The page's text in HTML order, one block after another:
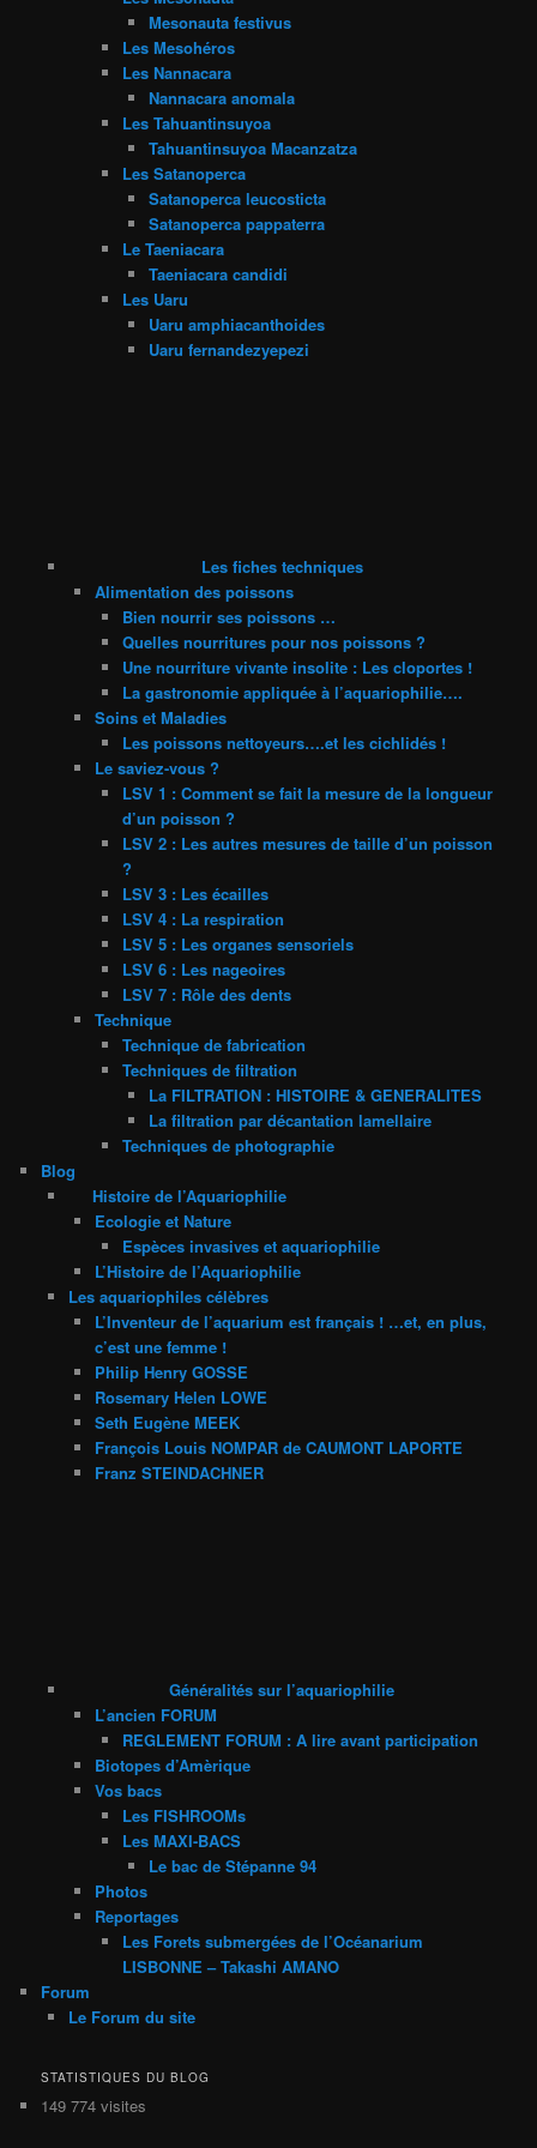
Mesonauta festivus
Les Mesohéros
Les Nannacara
Nannacara anomala
Les Tahuantinsuyoa
Tahuantinsuyoa Macanzatza
Les Satanoperca
Satanoperca leucosticta
Satanoperca pappaterra
Le Taeniacara
Taeniacara candidi
Les Uaru
Uaru amphiacanthoides
Uaru fernandezyepezi
Les fiches techniques
Alimentation des poissons
Bien nourrir ses poissons …
Quelles nourritures pour nos poissons ?
Une nourriture vivante insolite : Les cloportes !
La gastronomie appliquée à l’aquariophilie….
Soins et Maladies
Les poissons nettoyeurs….et les cichlidés !
Le saviez-vous ?
LSV 1 : Comment se fait la mesure de la longueur
d’un poisson ?
LSV 2 : Les autres mesures de taille d’un poisson
?
LSV 3 : Les écailles
LSV 4 : La respiration
LSV 5 : Les organes sensoriels
LSV 6 : Les nageoires
LSV 7 : Rôle des dents
Technique
Technique de fabrication
Techniques de filtration
La FILTRATION : HISTOIRE & GENERALITES
La filtration par décantation lamellaire
Techniques de photographie
Blog
Histoire de l’Aquariophilie
Ecologie et Nature
Espèces invasives et aquariophilie
L’Histoire de l’Aquariophilie
Les aquariophiles célèbres
L’Inventeur de l’aquarium est français ! …et, en plus,
c’est une femme !
Philip Henry GOSSE
Rosemary Helen LOWE
Seth Eugène MEEK
François Louis NOMPAR de CAUMONT LAPORTE
Franz STEINDACHNER
Généralités sur l’aquariophilie
L’ancien FORUM
REGLEMENT FORUM : A lire avant participation
Biotopes d’Amèrique
Vos bacs
Les FISHROOMs
Les MAXI-BACS
Le bac de Stépanne 94
Photos
Reportages
Les Forets submergées de l’Océanarium
LISBONNE – Takashi AMANO
Forum
Le Forum du site
STATISTIQUES DU BLOG
149 774 visites